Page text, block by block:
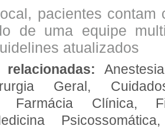
pacientes contam
de uma equipe
atualizados
relacionadas:
Geral,
Farmácia Clínica,